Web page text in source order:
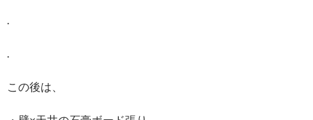
.
.
この後は、